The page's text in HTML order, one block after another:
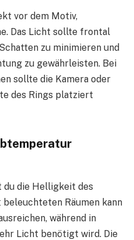
vor dem Motiv,
Das Licht sollte frontal
zu minimieren und
zu gewährleisten. Bei
sollte die Kamera oder
des Rings platziert
du die Helligkeit des
Räumen kann
während in
Licht benötigt wird. Die